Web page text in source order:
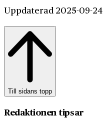
Uppdaterad 2025-09-24
Till sidans topp
Redaktionen tipsar